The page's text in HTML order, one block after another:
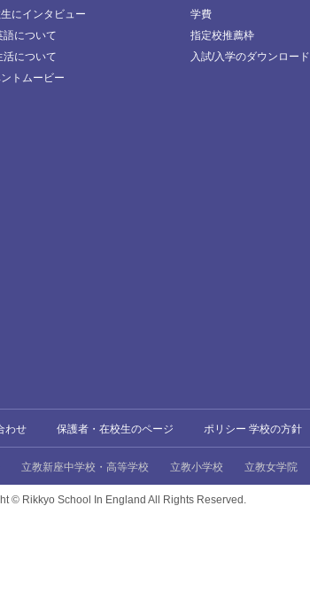
にインタビュー
語について
活について
トムービー
学費
指定校推薦枠
入試/入学のダウンロード
わせ 保護者・在校生のページ ポリシー 学校の方針
立教新座中学校・高等学校 立教小学校 立教女学院
© Rikkyo School In England All Rights Reserved.